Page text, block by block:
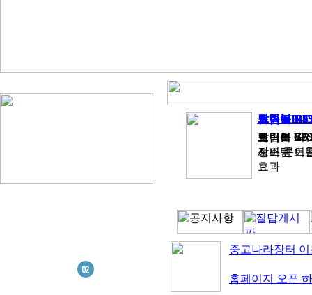
트림블 R4
트림블
보드 콘트
트림블
트림블
장비
트림블
트림블
시스템 어
효과
트림블 R2
트림블 R2
탑콘
탑콘의 최
소끼아
소끼아
중고나라장터
홈페이지 오픈